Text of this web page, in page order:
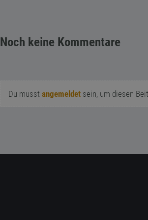
Noch keine Kommentare
Du musst angemeldet sein, um diesen